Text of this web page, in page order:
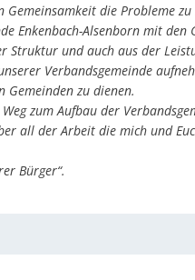
Gemeinsamkeit die Probleme
Enkenbach-Alsenborn mit den
Struktur und auch aus der
Verbandsgemeinde
Gemeinden zu dienen.
zum Aufbau der
all der Arbeit die mich und
Bürger“.